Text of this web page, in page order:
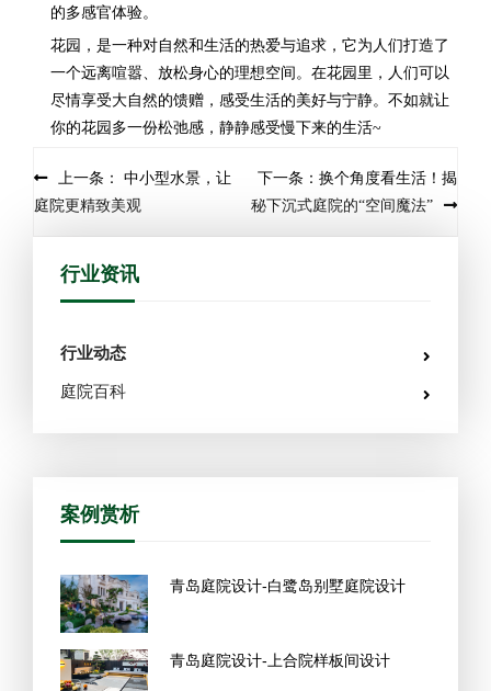
的多感官体验。
花园，是一种对自然和生活的热爱与追求，它为人们打造了
一个远离喧嚣、放松身心的理想空间。在花园里，人们可以
尽情享受大自然的馈赠，感受生活的美好与宁静。不如就让
你的花园多一份松弛感，静静感受慢下来的生活~
Post navigation
上一条： 中小型水景，让
庭院更精致美观
下一条：换个角度看生活！揭
秘下沉式庭院的“空间魔法”
行业资讯
行业动态
庭院百科
案例赏析
青岛庭院设计-白鹭岛别墅庭院设计
青岛庭院设计-上合院样板间设计